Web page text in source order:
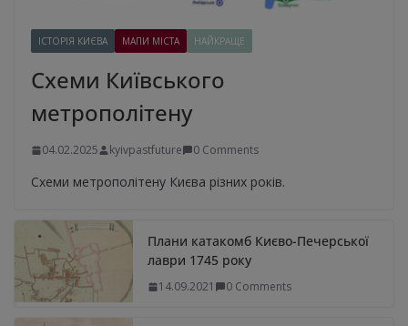
ІСТОРІЯ КИЄВА МАПИ МІСТА НАЙКРАЩЕ
Схеми Київського
метрополітену
04.02.2025 kyivpastfuture 0 Comments
Схеми метрополітену Києва різних років.
Плани катакомб Києво-Печерської
лаври 1745 року
14.09.2021 0 Comments